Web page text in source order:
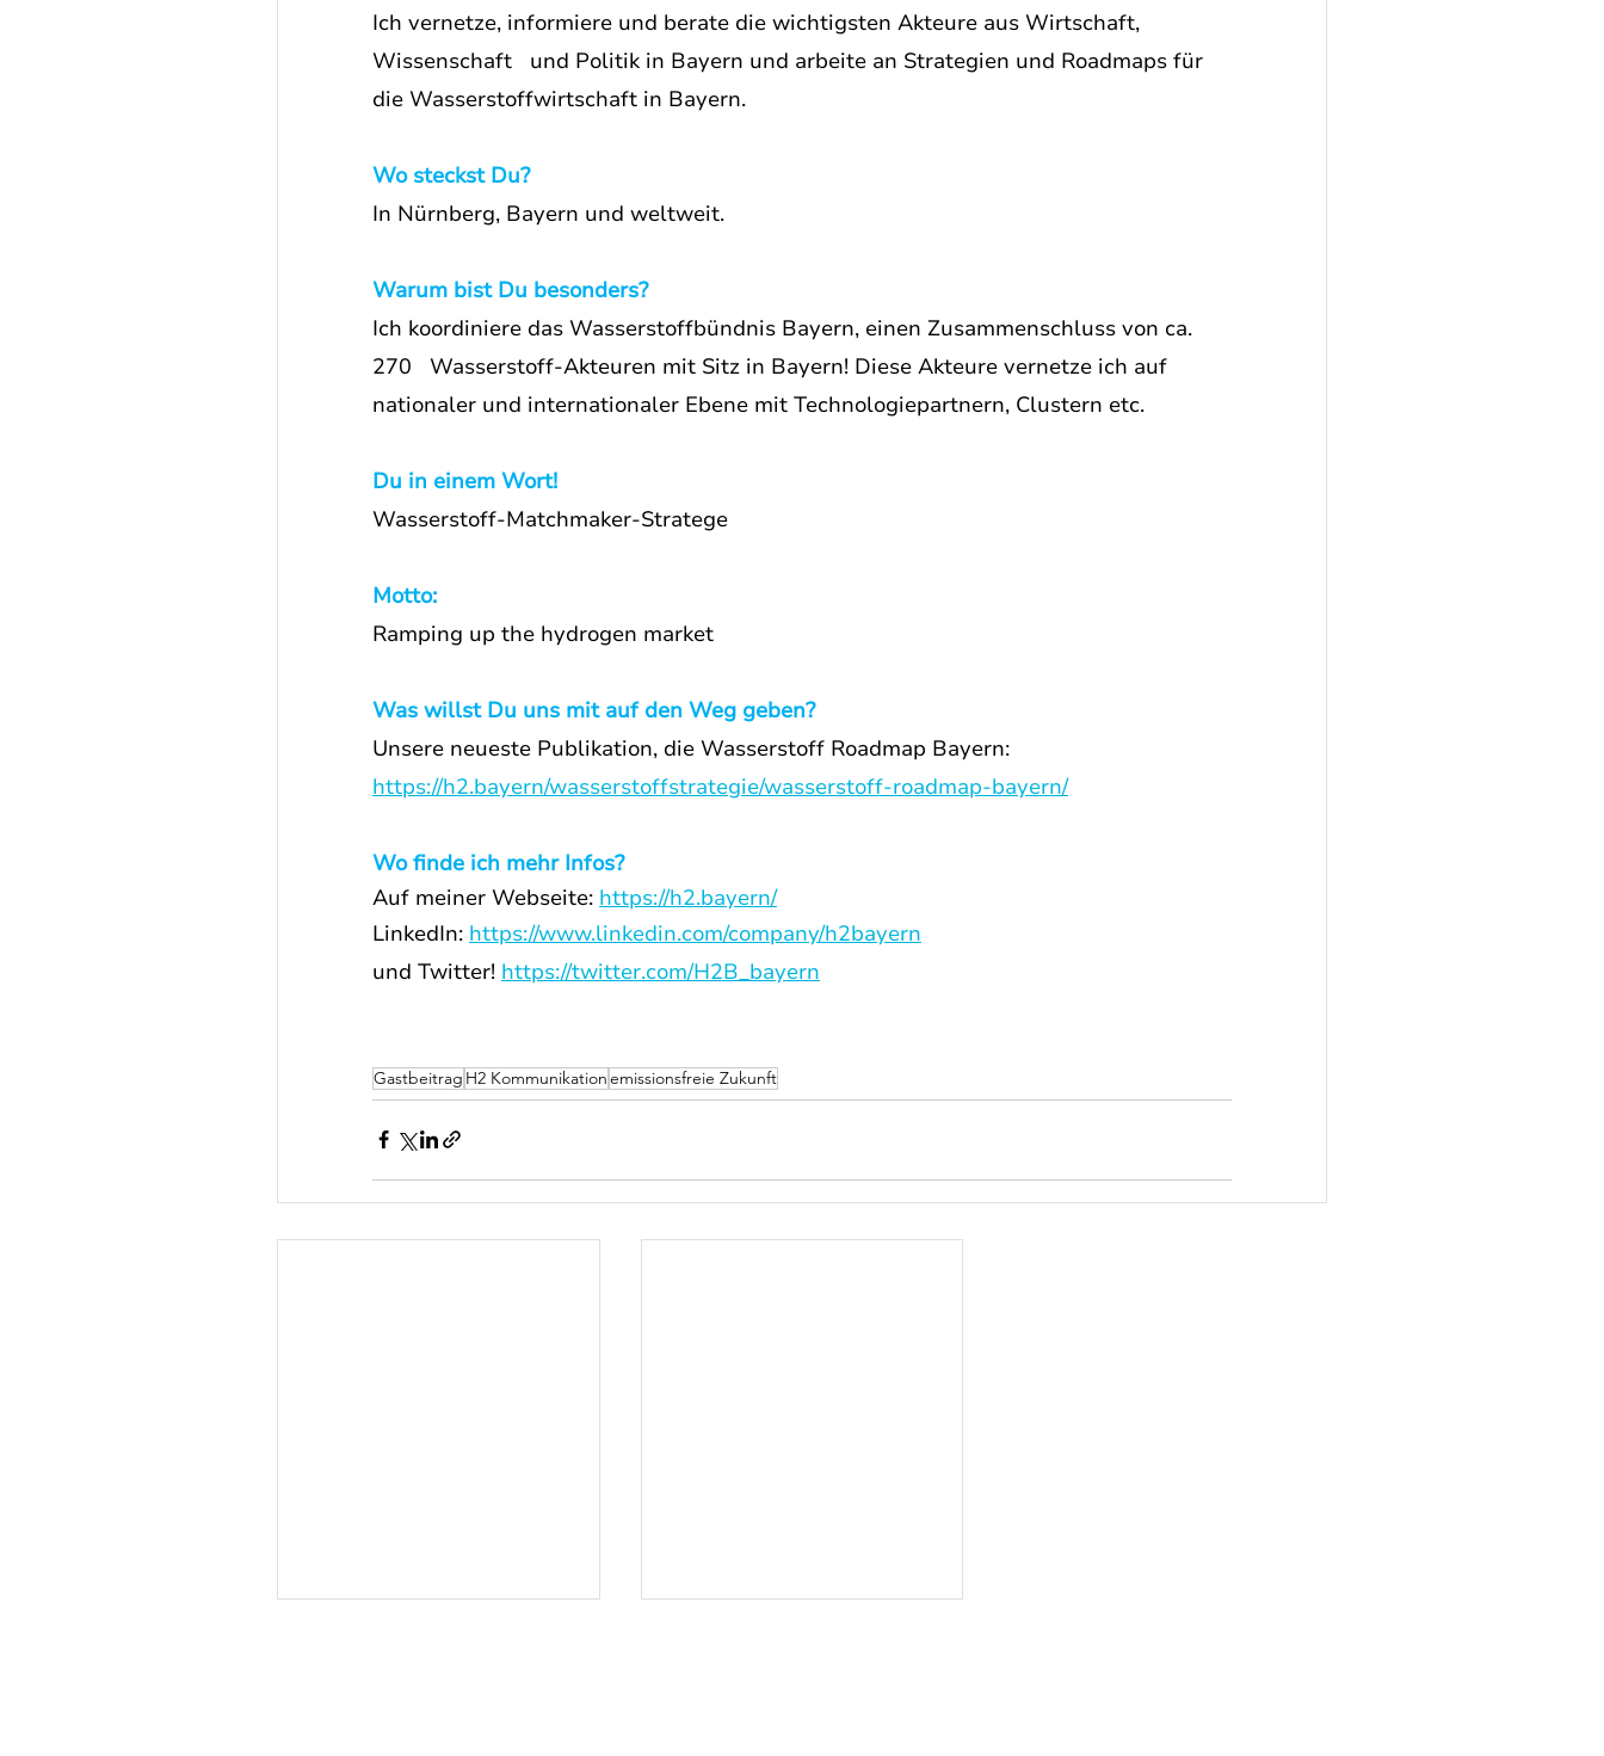
Ich vernetze, informiere und berate die wichtigsten Akteure aus Wirtschaft,
Wissenschaft   und Politik in Bayern und arbeite an Strategien und Roadmaps für
die Wasserstoffwirtschaft in Bayern.
Wo steckst Du?
In Nürnberg, Bayern und weltweit.
Warum bist Du besonders?
Ich koordiniere das Wasserstoffbündnis Bayern, einen Zusammenschluss von ca.
270   Wasserstoff-Akteuren mit Sitz in Bayern! Diese Akteure vernetze ich auf
nationaler und internationaler Ebene mit Technologiepartnern, Clustern etc.
Du in einem Wort!
Wasserstoff-Matchmaker-Stratege
Motto:
Ramping up the hydrogen market
Was willst Du uns mit auf den Weg geben?
Unsere neueste Publikation, die Wasserstoff Roadmap Bayern:
https://h2.bayern/wasserstoffstrategie/wasserstoff-roadmap-bayern/
Wo finde ich mehr Infos?
Auf meiner Webseite: https://h2.bayern/
LinkedIn: https://www.linkedin.com/company/h2bayern
und Twitter! https://twitter.com/H2B_bayern
Gastbeitrag H2 Kommunikationemissionsfreie Zukunft